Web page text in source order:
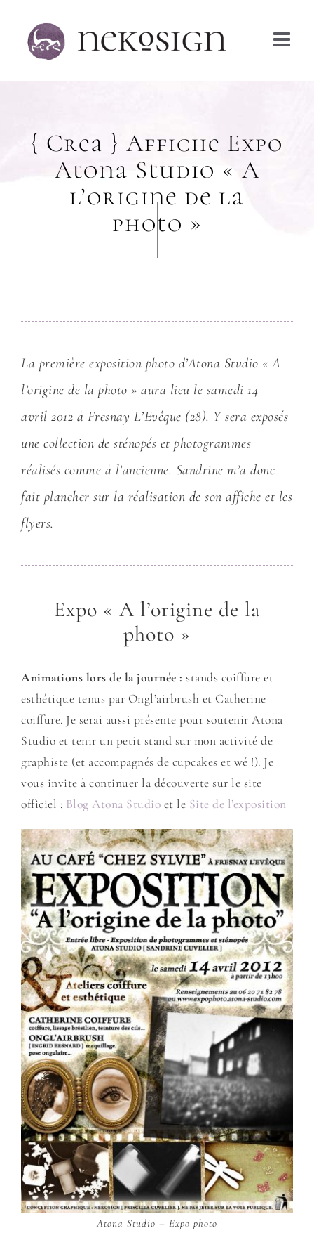
contenu
{ Crea } Affiche Expo
Atona Studio « A
l’origine de la
photo »
La première exposition photo d’Atona Studio « A
l’origine de la photo » aura lieu le samedi 14
avril 2012 à Fresnay L’Evêque (28). Y sera exposés
une collection de sténopés et photogrammes
réalisés comme à l’ancienne. Sandrine m’a donc
fait plancher sur la réalisation de son affiche et les
flyers.
Expo « A l’origine de la
photo »
Animations lors de la journée : stands coiffure et
esthétique tenus par Ongl’airbrush et Catherine
coiffure. Je serai aussi présente pour soutenir Atona
Studio et tenir un petit stand sur mon activité de
graphiste (et accompagnés de cupcakes et wé !). Je
vous invite à continuer la découverte sur le site
officiel : Blog Atona Studio et le Site de l’exposition
Atona Studio – Expo photo